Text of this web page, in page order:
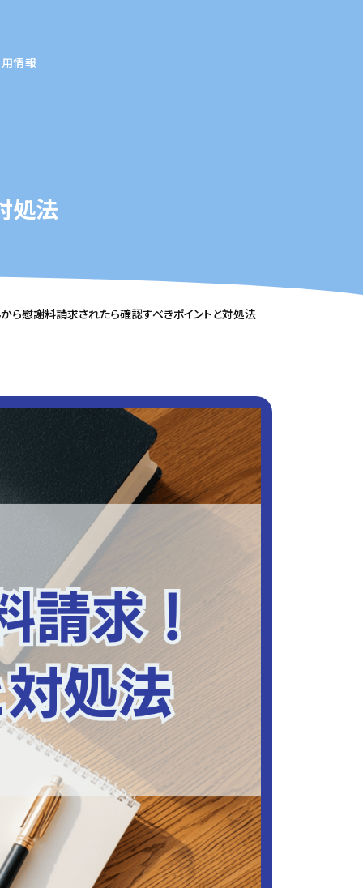
情報
処法
ら慰謝料請求されたら確認すべきポイントと対処法